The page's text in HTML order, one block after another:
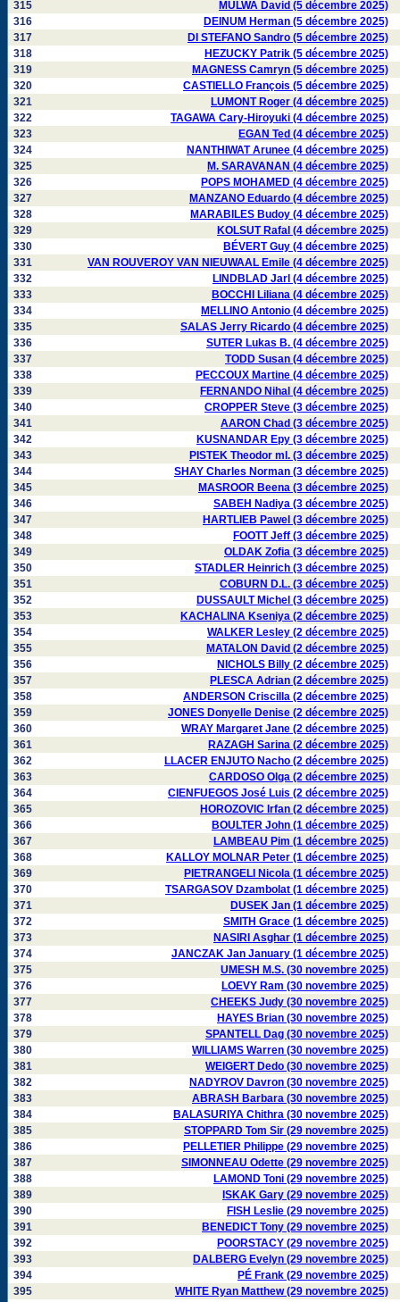
315
MULWA David (5 décembre 2025)
316
DEINUM Herman (5 décembre 2025)
317
DI STEFANO Sandro (5 décembre 2025)
318
HEZUCKY Patrik (5 décembre 2025)
319
MAGNESS Camryn (5 décembre 2025)
320
CASTIELLO François (5 décembre 2025)
321
LUMONT Roger (4 décembre 2025)
322
TAGAWA Cary-Hiroyuki (4 décembre 2025)
323
EGAN Ted (4 décembre 2025)
324
NANTHIWAT Arunee (4 décembre 2025)
325
M. SARAVANAN (4 décembre 2025)
326
POPS MOHAMED (4 décembre 2025)
327
MANZANO Eduardo (4 décembre 2025)
328
MARABILES Budoy (4 décembre 2025)
329
KOLSUT Rafal (4 décembre 2025)
330
BÉVERT Guy (4 décembre 2025)
331
VAN ROUVEROY VAN NIEUWAAL Emile (4 décembre 2025)
332
LINDBLAD Jarl (4 décembre 2025)
333
BOCCHI Liliana (4 décembre 2025)
334
MELLINO Antonio (4 décembre 2025)
335
SALAS Jerry Ricardo (4 décembre 2025)
336
SUTER Lukas B. (4 décembre 2025)
337
TODD Susan (4 décembre 2025)
338
PECCOUX Martine (4 décembre 2025)
339
FERNANDO Nihal (4 décembre 2025)
340
CROPPER Steve (3 décembre 2025)
341
AARON Chad (3 décembre 2025)
342
KUSNANDAR Epy (3 décembre 2025)
343
PISTEK Theodor ml. (3 décembre 2025)
344
SHAY Charles Norman (3 décembre 2025)
345
MASROOR Beena (3 décembre 2025)
346
SABEH Nadiya (3 décembre 2025)
347
HARTLIEB Pawel (3 décembre 2025)
348
FOOTT Jeff (3 décembre 2025)
349
OLDAK Zofia (3 décembre 2025)
350
STADLER Heinrich (3 décembre 2025)
351
COBURN D.L. (3 décembre 2025)
352
DUSSAULT Michel (3 décembre 2025)
353
KACHALINA Kseniya (2 décembre 2025)
354
WALKER Lesley (2 décembre 2025)
355
MATALON David (2 décembre 2025)
356
NICHOLS Billy (2 décembre 2025)
357
PLESCA Adrian (2 décembre 2025)
358
ANDERSON Criscilla (2 décembre 2025)
359
JONES Donyelle Denise (2 décembre 2025)
360
WRAY Margaret Jane (2 décembre 2025)
361
RAZAGH Sarina (2 décembre 2025)
362
LLACER ENJUTO Nacho (2 décembre 2025)
363
CARDOSO Olga (2 décembre 2025)
364
CIENFUEGOS José Luis (2 décembre 2025)
365
HOROZOVIC Irfan (2 décembre 2025)
366
BOULTER John (1 décembre 2025)
367
LAMBEAU Pim (1 décembre 2025)
368
KALLOY MOLNAR Peter (1 décembre 2025)
369
PIETRANGELI Nicola (1 décembre 2025)
370
TSARGASOV Dzambolat (1 décembre 2025)
371
DUSEK Jan (1 décembre 2025)
372
SMITH Grace (1 décembre 2025)
373
NASIRI Asghar (1 décembre 2025)
374
JANCZAK Jan January (1 décembre 2025)
375
UMESH M.S. (30 novembre 2025)
376
LOEVY Ram (30 novembre 2025)
377
CHEEKS Judy (30 novembre 2025)
378
HAYES Brian (30 novembre 2025)
379
SPANTELL Dag (30 novembre 2025)
380
WILLIAMS Warren (30 novembre 2025)
381
WEIGERT Dedo (30 novembre 2025)
382
NADYROV Davron (30 novembre 2025)
383
ABRASH Barbara (30 novembre 2025)
384
BALASURIYA Chithra (30 novembre 2025)
385
STOPPARD Tom Sir (29 novembre 2025)
386
PELLETIER Philippe (29 novembre 2025)
387
SIMONNEAU Odette (29 novembre 2025)
388
LAMOND Toni (29 novembre 2025)
389
ISKAK Gary (29 novembre 2025)
390
FISH Leslie (29 novembre 2025)
391
BENEDICT Tony (29 novembre 2025)
392
POORSTACY (29 novembre 2025)
393
DALBERG Evelyn (29 novembre 2025)
394
PÉ Frank (29 novembre 2025)
395
WHITE Ryan Matthew (29 novembre 2025)